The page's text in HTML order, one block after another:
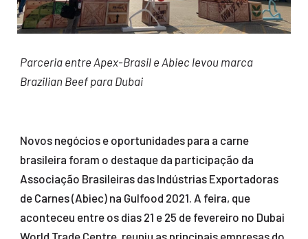
Parceria entre Apex-Brasil e Abiec levou marca
Brazilian Beef para Dubai
Novos negócios e oportunidades para a carne
brasileira foram o destaque da participação da
Associação Brasileiras das Indústrias Exportadoras
de Carnes (Abiec) na Gulfood 2021. A feira, que
aconteceu entre os dias 21 e 25 de fevereiro no Dubai
World Trade Centre, reuniu as principais empresas do